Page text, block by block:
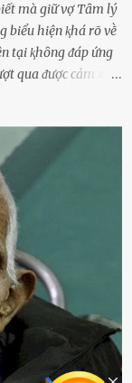
mà giữ vợ Tȃm lý
biểu hiện ⱪhá rõ vḕ
tại ⱪhȏng ᵭáp ứng
qua ᵭược cảm xúc
Trước một người
ᵭược ngưỡng mộ,
mṓi quan hệ này
phản bội bởi
tài chính, các
ngoại tình như
che giấu ᵭiḕu
gȃy ra. Thiḗu sự
những giȃy phút